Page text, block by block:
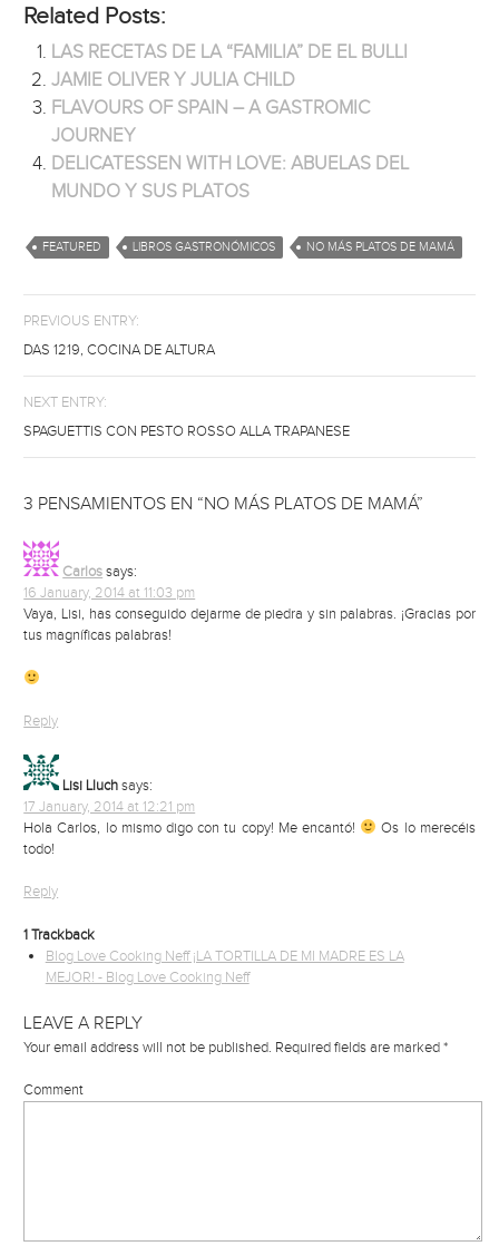
Related Posts:
LAS RECETAS DE LA “FAMILIA” DE EL BULLI
JAMIE OLIVER Y JULIA CHILD
FLAVOURS OF SPAIN – A GASTROMIC
JOURNEY
DELICATESSEN WITH LOVE: ABUELAS DEL
MUNDO Y SUS PLATOS
FEATURED LIBROS GASTRONÓMICOS NO MÁS PLATOS DE MAMÁ
PREVIOUS ENTRY:
DAS 1219, COCINA DE ALTURA
NEXT ENTRY:
SPAGUETTIS CON PESTO ROSSO ALLA TRAPANESE
3 PENSAMIENTOS EN “NO MÁS PLATOS DE MAMÁ”
Carlos says:
16 January, 2014 at 11:03 pm
Vaya, Lisi, has conseguido dejarme de piedra y sin palabras. ¡Gracias por
tus magníficas palabras!
Reply
Lisi Lluch says:
17 January, 2014 at 12:21 pm
Hola Carlos, lo mismo digo con tu copy! Me encantó!
Os lo merecéis
todo!
Reply
1Trackback
Blog Love Cooking Neff ¡LA TORTILLA DE MI MADRE ES LA
MEJOR! - Blog Love Cooking Neff
LEAVE A REPLY
Your email address will not be published. Required fields are marked*
Comment